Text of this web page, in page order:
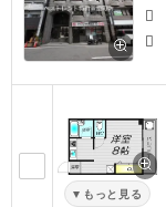
もっと見る